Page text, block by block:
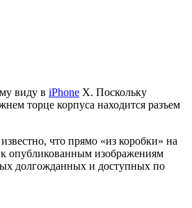
виду в iPhone X. Поскольку
торце корпуса находится разъем
что прямо «из коробки» на
опубликованным изображениям
долгожданных и доступных по